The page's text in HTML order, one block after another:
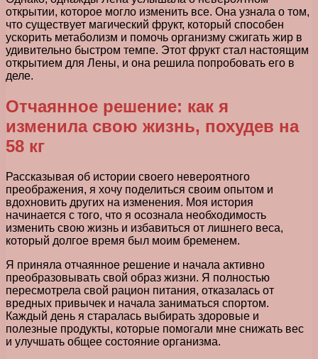
открытии, которое могло изменить все. Она узнала о том,
что существует магический фрукт, который способен
ускорить метаболизм и помочь организму сжигать жир в
удивительно быстром темпе. Этот фрукт стал настоящим
открытием для Лены, и она решила попробовать его в
деле.
Отчаянное решение: как я
изменила свою жизнь, похудев на
58 кг
Рассказывая об истории своего невероятного
преображения, я хочу поделиться своим опытом и
вдохновить других на изменения. Моя история
начинается с того, что я осознала необходимость
изменить свою жизнь и избавиться от лишнего веса,
который долгое время был моим бременем.
Я приняла отчаянное решение и начала активно
преобразовывать свой образ жизни. Я полностью
пересмотрела свой рацион питания, отказалась от
вредных привычек и начала заниматься спортом.
Каждый день я старалась выбирать здоровые и
полезные продукты, которые помогали мне снижать вес
и улучшать общее состояние организма.